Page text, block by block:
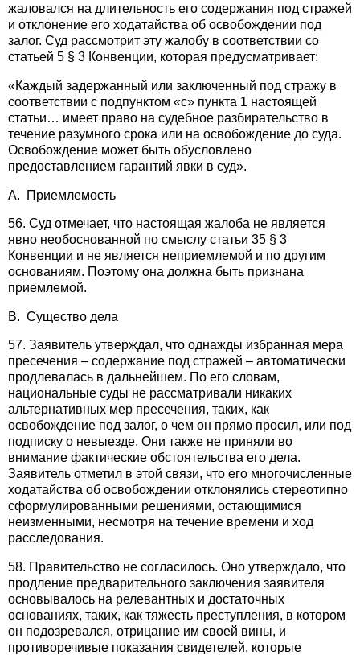
жаловался на длительность его содержания под стражей
и отклонение его ходатайства об освобождении под
залог. Суд рассмотрит эту жалобу в соответствии со
статьей 5 § 3 Конвенции, которая предусматривает:
«Каждый задержанный или заключенный под стражу в
соответствии с подпунктом «с» пункта 1 настоящей
статьи… имеет право на судебное разбирательство в
течение разумного срока или на освобождение до суда.
Освобождение может быть обусловлено
предоставлением гарантий явки в суд».
A. Приемлемость
56. Суд отмечает, что настоящая жалоба не является
явно необоснованной по смыслу статьи 35 § 3
Конвенции и не является неприемлемой и по другим
основаниям. Поэтому она должна быть признана
приемлемой.
B. Существо дела
57. Заявитель утверждал, что однажды избранная мера
пресечения – содержание под стражей – автоматически
продлевалась в дальнейшем. По его словам,
национальные суды не рассматривали никаких
альтернативных мер пресечения, таких, как
освобождение под залог, о чем он прямо просил, или под
подписку о невыезде. Они также не приняли во
внимание фактические обстоятельства его дела.
Заявитель отметил в этой связи, что его многочисленные
ходатайства об освобождении отклонялись стереотипно
сформулированными решениями, остающимися
неизменными, несмотря на течение времени и ход
расследования.
58. Правительство не согласилось. Оно утверждало, что
продление предварительного заключения заявителя
основывалось на релевантных и достаточных
основаниях, таких, как тяжесть преступления, в котором
он подозревался, отрицание им своей вины, и
противоречивые показания свидетелей, которые